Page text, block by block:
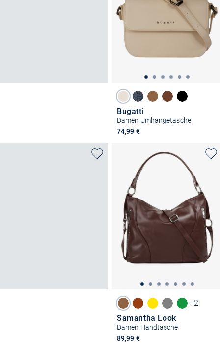
Bugatti
Damen Umhängetasche
74,99 €
+2
Samantha Look
Damen Handtasche
89,99 €